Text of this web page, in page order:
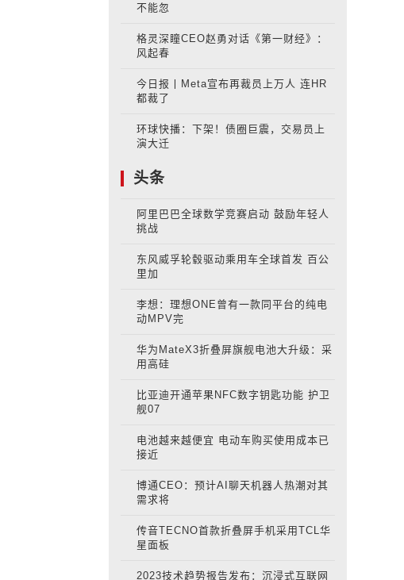
不能忽
格灵深瞳CEO赵勇对话《第一财经》：
风起春
今日报丨Meta宣布再裁员上万人 连HR
都裁了
环球快播：下架！债圈巨震，交易员上
演大迁
头条
阿里巴巴全球数学竞赛启动 鼓励年轻人
挑战
东风威孚轮毂驱动乘用车全球首发 百公
里加
李想：理想ONE曾有一款同平台的纯电
动MPV完
华为MateX3折叠屏旗舰电池大升级：采
用高硅
比亚迪开通苹果NFC数字钥匙功能 护卫
舰07
电池越来越便宜 电动车购买使用成本已
接近
博通CEO：预计AI聊天机器人热潮对其
需求将
传音TECNO首款折叠屏手机采用TCL华
星面板
2023技术趋势报告发布：沉浸式互联网